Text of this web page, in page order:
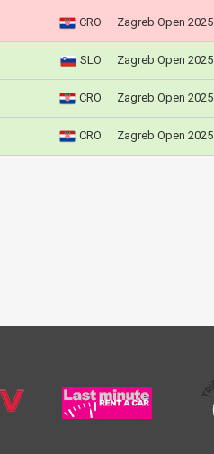
CRO Zagreb Open 2025
SLO Zagreb Open 2025
CRO Zagreb Open 2025
CRO Zagreb Open 2025